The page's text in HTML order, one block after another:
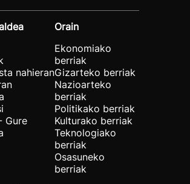
nahieran
Gure
Orain
Ekonomiako
berriak
Gizarteko berriak
Nazioarteko
berriak
Politikako berriak
Kulturako berriak
Teknologiako
berriak
Osasuneko
berriak